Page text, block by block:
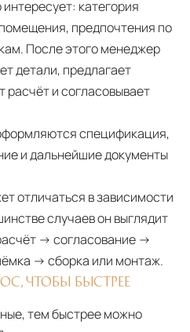
категория
предпочтения по
После этого менеджер
детали, предлагает
расчёт и согласовывает
спецификация,
и дальнейшие документы
отличаться в зависимости
случаев он выглядит
→ согласование →
→ сборка или монтаж.
ЧТОБЫ БЫСТРЕЕ
тем быстрее можно